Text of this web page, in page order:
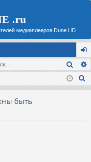
.ru
медиаплееров Dune HD
хо
д
быть